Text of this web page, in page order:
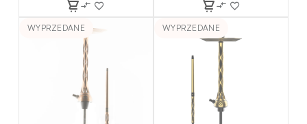
WYPRZEDANE WYPRZEDANE